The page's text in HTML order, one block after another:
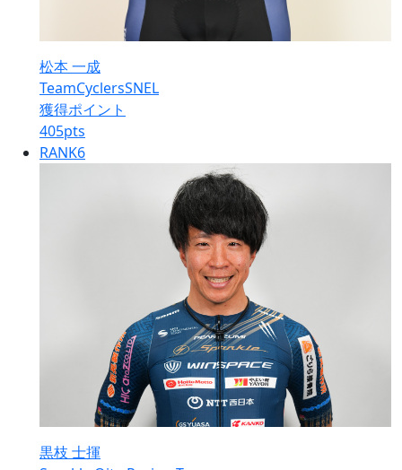
松本 一成
TeamCyclersSNEL
獲得ポイント
405pts
RANK6
黒枝 士揮